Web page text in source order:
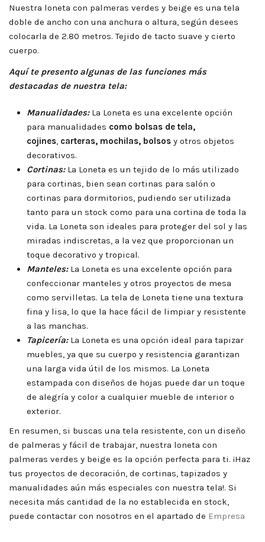
Nuestra loneta con palmeras verdes y beige es una tela
doble de ancho con una anchura o altura, según desees
colocarla de 2.80 metros. Tejido de tacto suave y cierto
cuerpo.
Aquí te presento algunas de las funciones más
destacadas de nuestra tela:
Manualidades:La Loneta es una excelente opción
para manualidades como bolsas de tela,
cojines, carteras, mochilas, bolsos y otros objetos
decorativos.
Cortinas:La Loneta es un tejido de lo más utilizado
para cortinas, bien sean cortinas para salón o
cortinas para dormitorios, pudiendo ser utilizada
tanto para un stock como para una cortina de toda la
vida. La Loneta son ideales para proteger del sol y las
miradas indiscretas, a la vez que proporcionan un
toque decorativo y tropical.
Manteles: La Loneta es una excelente opción para
confeccionar manteles y otros proyectos de mesa
como servilletas. La tela de Loneta tiene una textura
fina y lisa, lo que la hace fácil de limpiar y resistente
a las manchas.
Tapicería:La Loneta es una opción ideal para tapizar
muebles, ya que su cuerpo y resistencia garantizan
una larga vida útil de los mismos. La Loneta
estampada con diseños de hojas puede dar un toque
de alegría y color a cualquier mueble de interior o
exterior.
En resumen, si buscas una tela resistente, con un diseño
de palmeras y fácil de trabajar, nuestra loneta con
palmeras verdes y beige es la opción perfecta para ti. ¡Haz
tus proyectos de decoración, de cortinas, tapizados y
manualidades aún más especiales con nuestra tela!. Si
necesita más cantidad de la no establecida en stock,
puede contactar con nosotros en el apartado de Empresa